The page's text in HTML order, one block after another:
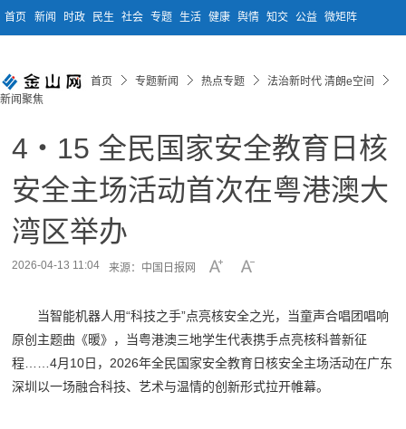
首页 新闻 时政 民生 社会 专题 生活 健康 舆情 知交 公益 微矩阵
首页 专题新闻 热点专题
法治新时代 清朗e空间
新闻聚焦
4・15 全民国家安全教育日核
安全主场活动首次在粤港澳大
湾区举办
2026-04-13 11:04 来源：中国日报网
当智能机器人用“科技之手”点亮核安全之光，当童声合唱团唱响
原创主题曲《暖》，当粤港澳三地学生代表携手点亮核科普新征
程……4月10日，2026年全民国家安全教育日核安全主场活动在广东
深圳以一场融合科技、艺术与温情的创新形式拉开帷幕。